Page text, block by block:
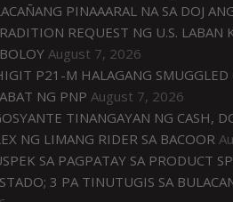
PINAAARAL NA SA DOJ
REQUEST NG U.S. LABAN
August 7, 2026
P21-M HALAGANG SMUGGLED
NG PNP August 7, 2026
TINANGAYAN NG CASH,
NG LIMANG RIDER SA BACOOR
SA PAGPATAY SA PRODUCT
3 PA TINUTUGIS SA